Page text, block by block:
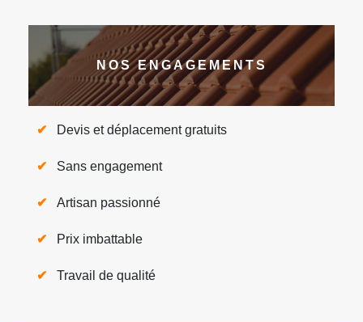
NOS ENGAGEMENTS
Devis et déplacement gratuits
Sans engagement
Artisan passionné
Prix imbattable
Travail de qualité